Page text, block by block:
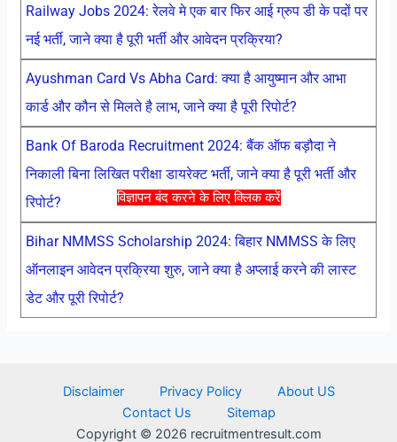
विज्ञापन बंद करने के लिए क्लिक करें
Railway Jobs 2024: रेलवे मे एक बार फिर आई ग्रुप डी के पदों पर
नई भर्ती, जाने क्या है पूरी भर्ती और आवेदन प्रक्रिया?
Ayushman Card Vs Abha Card: क्या है आयुष्मान और आभा
कार्ड और कौन से मिलते है लाभ, जाने क्या है पूरी रिपोर्ट?
Bank Of Baroda Recruitment 2024: बैंक ऑफ बड़ौदा ने
निकाली बिना लिखित परीक्षा डायरेक्ट भर्ती, जाने क्या है पूरी भर्ती और
रिपोर्ट?
Bihar NMMSS Scholarship 2024: बिहार NMMSS के लिए
ऑनलाइन आवेदन प्रक्रिया शुरु, जाने क्या है अप्लाई करने की लास्ट
डेट और पूरी रिपोर्ट?
Disclaimer Privacy Policy
About US
Contact Us
Sitemap
Copyright © 2026 recruitmentresult.com